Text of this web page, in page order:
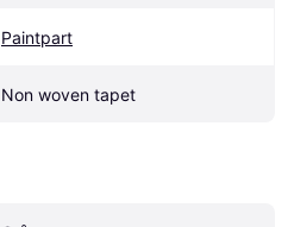
Paintpart
Non woven tapet